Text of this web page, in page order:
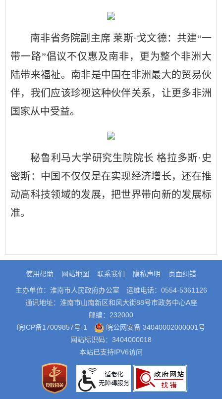
南非省务院副主席 莱斯·戈文德：共建“一
带一路”倡议不仅惠及南非，更为整个非洲大
陆带来福祉。南非是中国在非洲最大的贸易伙
伴，我们应该珍视这种伙伴关系，让更多非洲
国家从中受益。
秘鲁利马大学研究生院院长 格拉多斯·史
密斯：中国不仅仅是在实现经济增长，还在推
动高科技领域的发展，把世界带向新的发展标
准。
使用帮助 网站地图 联系我们 隐私声明 页面纠错
主办单位：淮南市人民政府办公室
运维电话：0554-5361126
通讯地址：淮南市山南新区和风大街88号市政务中心A座
邮编：232000
皖ICP备17009857号-1
皖公网安备 34040002000001号
网站标识码：3404000018
本站已支持IPV6访问